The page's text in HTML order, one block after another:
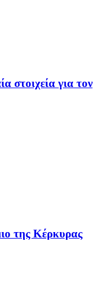
στοιχεία για τον
της Κέρκυρας